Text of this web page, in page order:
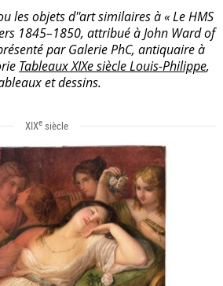
les objets d''art similaires à « Le HMS
1845–1850, attribué à John Ward of
par Galerie PhC, antiquaire à
Tableaux XIXe siècle Louis-Philippe,
et dessins.
XIXe siècle